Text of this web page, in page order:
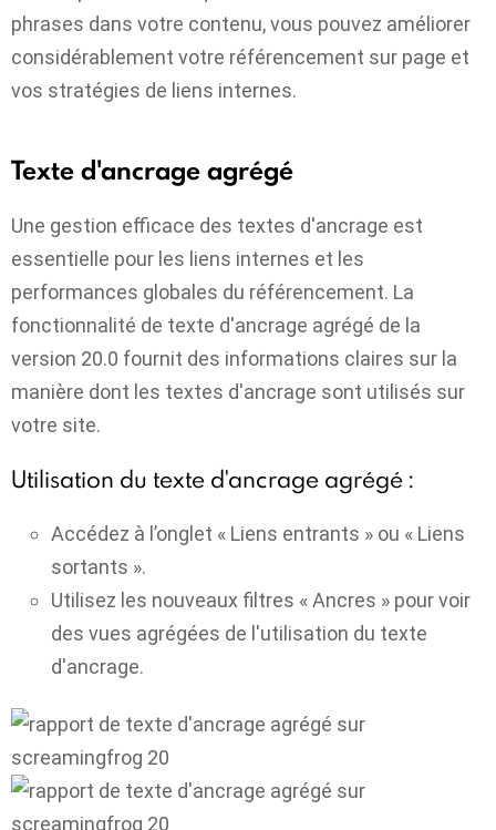
phrases dans votre contenu, vous pouvez améliorer
considérablement votre référencement sur page et
vos stratégies de liens internes.
Texte d'ancrage agrégé
Une gestion efficace des textes d'ancrage est
essentielle pour les liens internes et les
performances globales du référencement. La
fonctionnalité de texte d'ancrage agrégé de la
version 20.0 fournit des informations claires sur la
manière dont les textes d'ancrage sont utilisés sur
votre site.
Utilisation du texte d'ancrage agrégé :
Accédez à l’onglet « Liens entrants » ou « Liens
sortants ».
Utilisez les nouveaux filtres « Ancres » pour voir
des vues agrégées de l'utilisation du texte
d'ancrage.